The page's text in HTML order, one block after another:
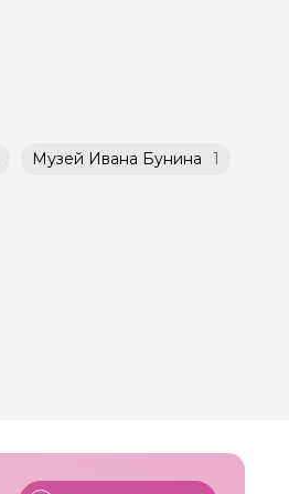
Музей Ивана Бунина 1